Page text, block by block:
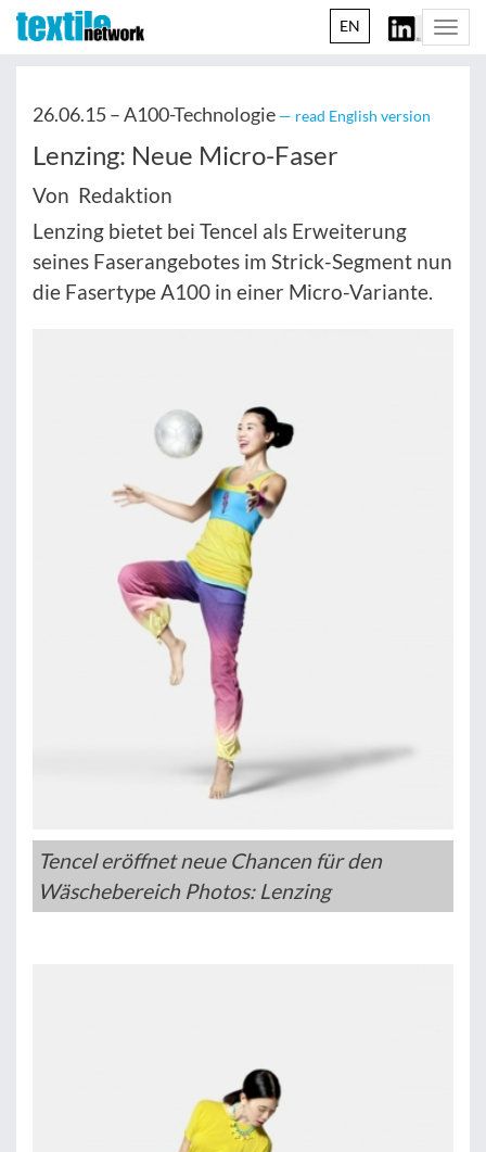
EN
26.06.15 –A100-Technologie — read English version
Lenzing: Neue Micro-Faser
Von Redaktion
Lenzing bietet bei Tencel als Erweiterung
seines Faserangebotes im Strick-Segment nun
die Fasertype A100 in einer Micro-Variante.
Tencel eröffnet neue Chancen für den
Wäschebereich Photos: Lenzing